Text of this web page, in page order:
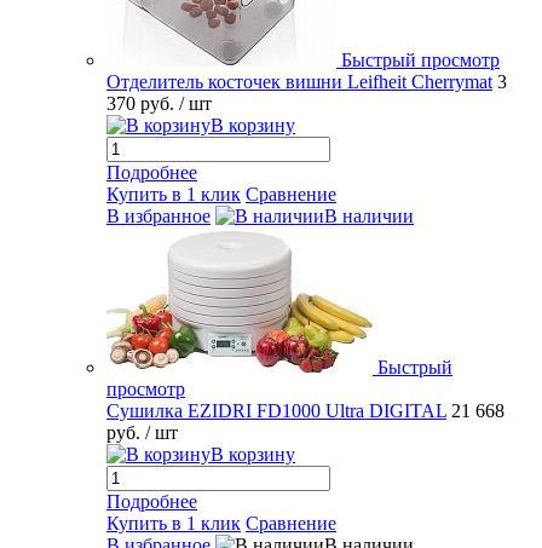
Быстрый просмотр
Отделитель косточек вишни Leifheit Cherrymat 3
370 руб. / шт
В корзину
Подробнее
Купить в 1 клик Сравнение
В избранное
В наличии
Быстрый
просмотр
Сушилка EZIDRI FD1000 Ultra DIGITAL 21 668
руб. / шт
В корзину
Подробнее
Купить в 1 клик Сравнение